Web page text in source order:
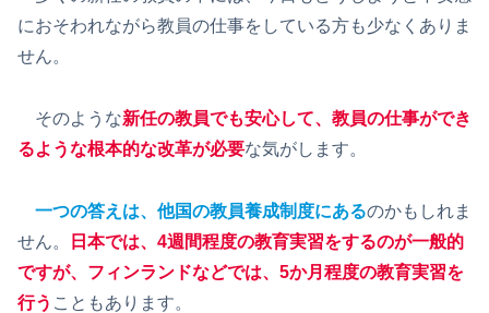
におそわれながら教員の仕事をしている方も少なくありま
せん。
そのような新任の教員でも安心して、教員の仕事ができ
るような根本的な改革が必要な気がします。
一つの答えは、他国の教員養成制度にあるのかもしれま
せん。
日本では、4週間程度の教育実習をするのが一般的
ですが、フィンランドなどでは、5か月程度の教育実習を
行う こともあります。